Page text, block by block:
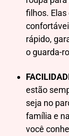
filhos.
rápido,
o guarda-
estão
seja no
família e
você